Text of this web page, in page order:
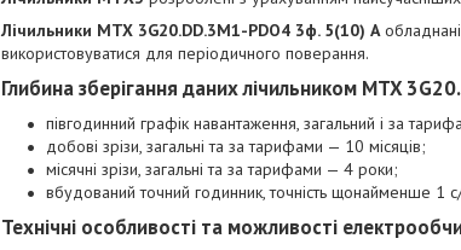
Лічильники MTX 3G20.DD.3M1-PDO4 3ф. 5(10) А
використовуватися для періодичного поверання.
Глибина зберігання даних лічильником MTX
півгодинний графік навантаження, загальний і за
добові зрізи, загальні та за тарифами — 10 місяців;
місячні зрізи, загальні та за тарифами — 4 роки;
вбудований точний годинник, точність щонайменше 1
Технічні особливості та можливості